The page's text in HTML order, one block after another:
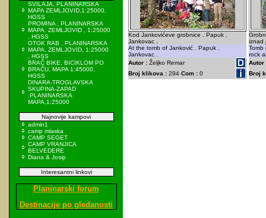
SVILAJA, PLANINARSKA
MAPA ZEMLJOVID,1:25000,
HGSS
PROMINA , PLANINARSKA
MAPA, ZEMLJOVID , 1:25000
, HGSS
OTOK RAB , PLANINARSKA
MAPA, ZEMLJOVID, 1:25000
, HGSS
BRAČ BIKE, BICIKLOM PO
BRAČU, MAPA 1:45000,
HGSS
DINARA-TROGLAVSKA
SKUPINA-ZAPAD
,PLANINARSKA
MAPA,1:25000
Najnovije kampovi
admin1
camp mlaska
CAMP SEGET
CAMP VRANJICA
BELVEDERE
Diana & Josip
Interesantni linkovi
Planinarski forum
Destinacije po gledanosti
Kod Jankovićeve grobnice . Papuk .
Jankovac .
At the tomb of Janković . Papuk .
Jankovac .
Autor : Željko Remar
Broj klikova : 294 Com : 0
iznad
Tomb
rock
Autor
Broj